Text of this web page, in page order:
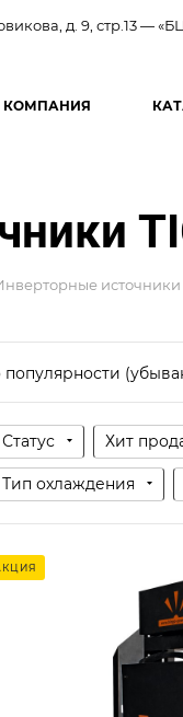
д. 9, стр.13 —
КОМПАНИЯ
источники
популярности
Статус Хит
Тип охлаждения